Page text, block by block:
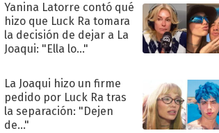
Yanina Latorre contó qué
hizo que Luck Ra tomara
la decisión de dejar a La
Joaqui: "Ella lo..."
La Joaqui hizo un firme
pedido por Luck Ra tras
la separación: "Dejen
de..."